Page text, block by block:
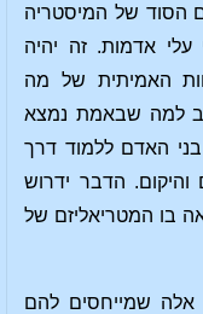
הסוד של המיסטריה
עלי אדמות. זה יהיה
האמיתית של מה
למה שבאמת נמצא
האדם ללמוד דרך
הדבר ידרוש
בו המטריאליזם של
אלה שמייחסים להם